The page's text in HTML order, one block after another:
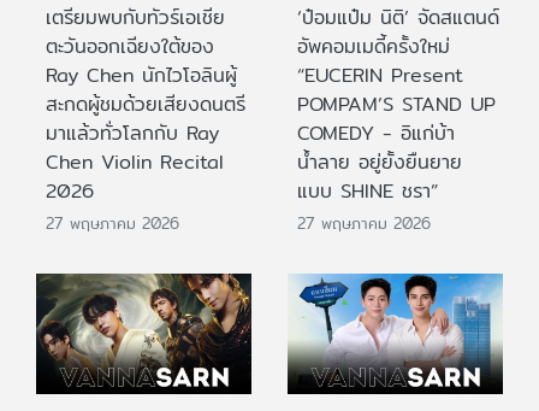
เตรียมพบกับทัวร์เอเชีย
ตะวันออกเฉียงใต้ของ
Ray Chen นักไวโอลินผู้
สะกดผู้ชมด้วยเสียงดนตรี
มาแล้วทั่วโลกกับ Ray
Chen Violin Recital
2026
27 พฤษภาคม 2026
‘ป๋อมแป๋ม นิติ’ จัดสแตนด์
อัพคอมเมดี้ครั้งใหม่
“EUCERIN Present
POMPAM’S STAND UP
COMEDY - อิแก่บ้า
น้ำลาย อยู่ยั้งยืนยาย
แบบ SHINE ชรา”
27 พฤษภาคม 2026